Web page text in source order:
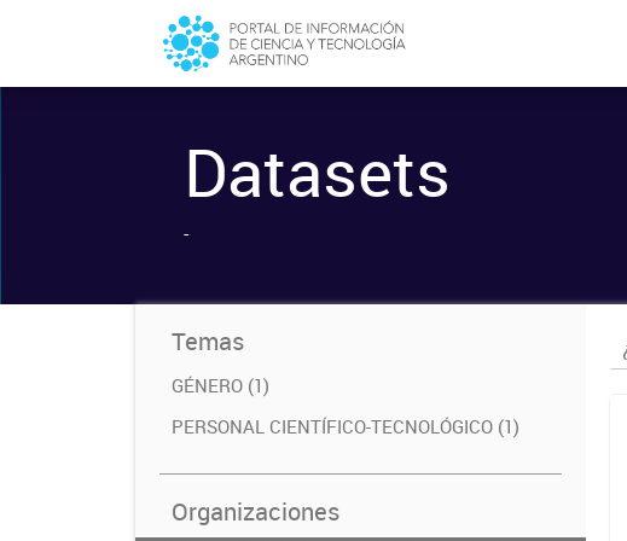
Datasets
-
Temas
GÉNERO (1)
PERSONAL CIENTÍFICO-TECNOLÓGICO (1)
Organizaciones